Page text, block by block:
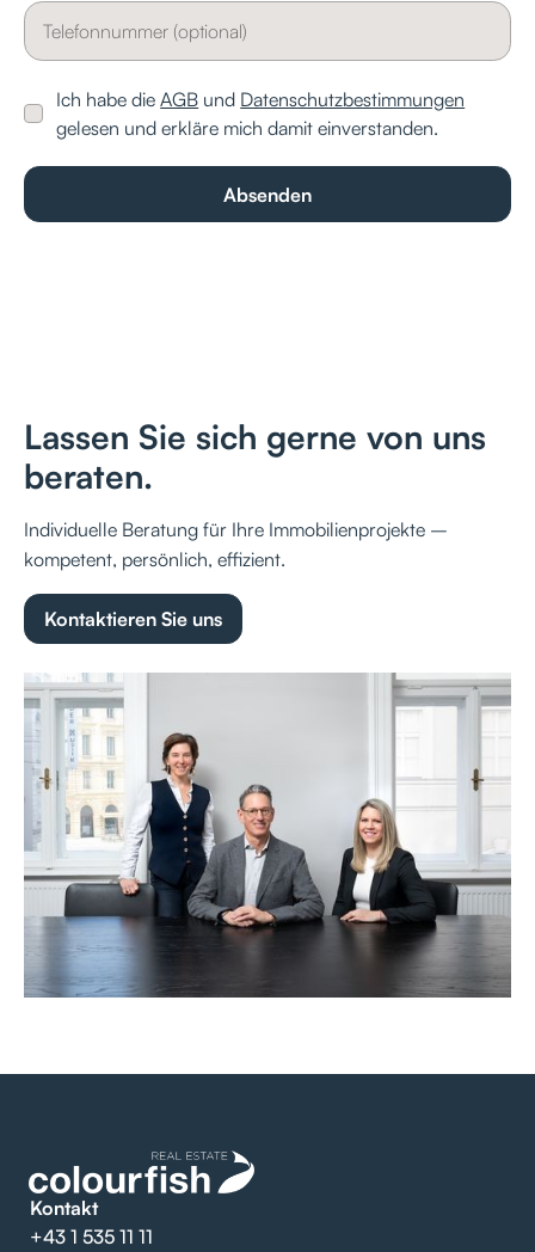
Ich habe dieAGB und Datenschutzbestimmungen
gelesen und erkläre mich damit einverstanden.
Lassen Sie sich gerne von uns
beraten.
Individuelle Beratung für Ihre Immobilienprojekte –
kompetent, persönlich, effizient.
Kontaktieren Sie uns
Kontakt
+43 1 535 11 11